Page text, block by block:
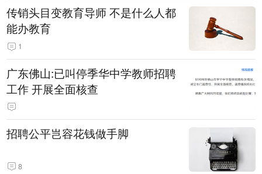
传销头目变教育导师 不是什么人都
能办教育
1
广东佛山:已叫停季华中学教师招聘
工作 开展全面核查
招聘公平岂容花钱做手脚
8